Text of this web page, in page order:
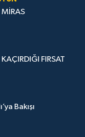
FIRSAT
Bakışı